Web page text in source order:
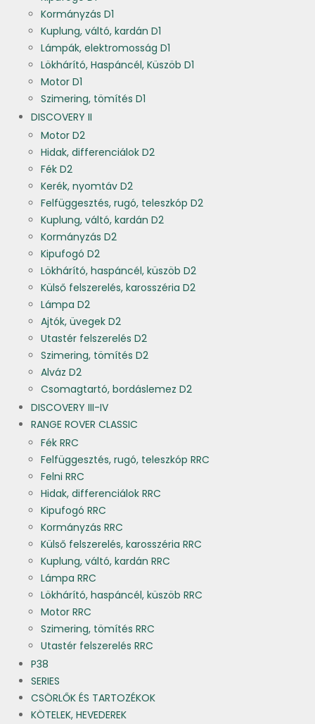
Kormányzás D1
Kuplung, váltó, kardán D1
Lámpák, elektromosság D1
Lökhárító, Haspáncél, Küszöb D1
Motor D1
Szimering, tömítés D1
DISCOVERY II
Motor D2
Hidak, differenciálok D2
Fék D2
Kerék, nyomtáv D2
Felfüggesztés, rugó, teleszkóp D2
Kuplung, váltó, kardán D2
Kormányzás D2
Kipufogó D2
Lökhárító, haspáncél, küszöb D2
Külső felszerelés, karosszéria D2
Lámpa D2
Ajtók, üvegek D2
Utastér felszerelés D2
Szimering, tömítés D2
Alváz D2
Csomagtartó, bordáslemez D2
DISCOVERY III-IV
RANGE ROVER CLASSIC
Fék RRC
Felfüggesztés, rugó, teleszkóp RRC
Felni RRC
Hidak, differenciálok RRC
Kipufogó RRC
Kormányzás RRC
Külső felszerelés, karosszéria RRC
Kuplung, váltó, kardán RRC
Lámpa RRC
Lökhárító, haspáncél, küszöb RRC
Motor RRC
Szimering, tömítés RRC
Utastér felszerelés RRC
P38
SERIES
CSÖRLŐK ÉS TARTOZÉKOK
KÖTELEK, HEVEDEREK